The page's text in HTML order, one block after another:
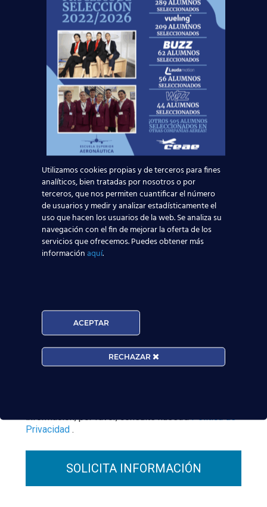
para el empleo de TCP?
Leer más
Curso:
Acepto laPolítica de Privacidad
le informa que tratará los datos personales que
facilite con la finalidad de gestionar su consulta y
información, por favor, consulte nuestraPolítica de
Privacidad .
Utilizamos cookies propias y de terceros para fines
analíticos, bien tratadas por nosotros o por
terceros, que nos permiten cuantificar el número
de usuarios y medir y analizar estadísticamente el
uso que hacen los usuarios de la web. Se analiza su
navegación con el fin de mejorar la oferta de los
servicios que ofrecemos. Puedes obtener más
informaciónaquí.
ACEPTAR
RECHAZAR